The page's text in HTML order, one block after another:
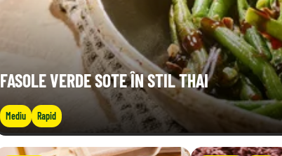
FASOLE VERDE SOTE ÎN STIL THAI
Mediu Rapid